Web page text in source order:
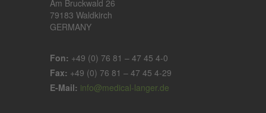
Am Bruckwald 26
79183 Waldkirch
GERMANY
Fon: +49 (0) 76 81 – 47 45 4-0
Fax: +49 (0) 76 81 – 47 45 4-29
E-Mail: info@medical-langer.de